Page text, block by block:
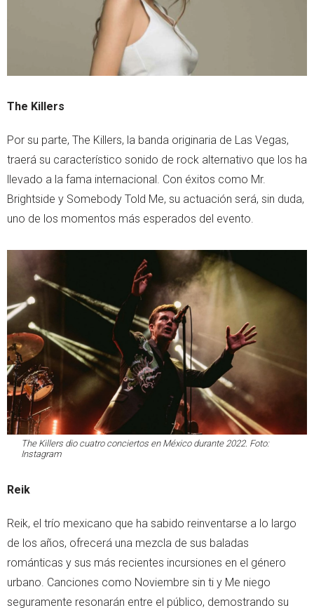
The Killers
Por su parte, The Killers, la banda originaria de Las Vegas,
traerá su característico sonido de rock alternativo que los ha
llevado a la fama internacional. Con éxitos como Mr.
Brightside y Somebody Told Me, su actuación será, sin duda,
uno de los momentos más esperados del evento.
The Killers dio cuatro conciertos en México durante 2022. Foto:
Instagram
Reik
Reik, el trío mexicano que ha sabido reinventarse a lo largo
de los años, ofrecerá una mezcla de sus baladas
románticas y sus más recientes incursiones en el género
urbano. Canciones como Noviembre sin ti y Me niego
seguramente resonarán entre el público, demostrando su